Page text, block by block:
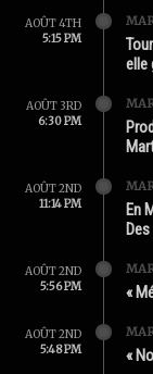
AOÛT 4TH
5:15 PM
elle
AOÛT 3RD
6:30 PM
AOÛT 2ND
11:14 PM
En
AOÛT 2ND
5:56 PM
«
AOÛT 2ND
5:48 PM
«